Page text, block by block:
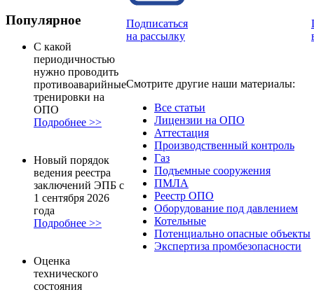
Популярное
С какой
периодичностью
нужно проводить
противоаварийные
тренировки на
ОПО
Подробнее >>
Новый порядок
ведения реестра
заключений ЭПБ с
1 сентября 2026
года
Подробнее >>
Оценка
технического
состояния
Подписаться
на рассылку
Смотрите другие наши материалы:
Все статьи
Лицензии на ОПО
Аттестация
Производственный контроль
Газ
Подъемные сооружения
ПМЛА
Реестр ОПО
Оборудование под давлением
Котельные
Потенциально опасные объекты
Экспертиза промбезопасности